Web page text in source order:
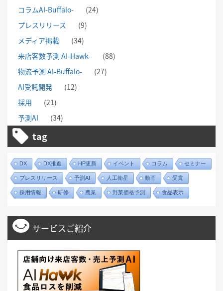
コラムAI-Buffalo-
(24)
プレスリリース
(9)
メディア掲載
(34)
来店客数予測 AI-Hawk-
(88)
物流予測 AI-Buffalo-
(27)
AI受託開発
(12)
採用
(21)
予測AI
(34)
tag
DX DX推進 HP更新 イベント コラム セミナー
プレスリリース 予測AI 人工衛星 動画 受賞
採用情報 研修 農業 野菜価格予測 食品表示
サービスご紹介